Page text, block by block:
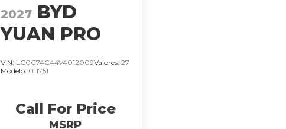
2027 BYD
YUAN PRO
DMI-I GL SUV
HIBRIDO
MOTOR 1.5
LTS 4 CIL
VIN: LC0C74C44V4012009Valores: 27
Modelo: 011751
Call For Price
MSRP